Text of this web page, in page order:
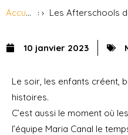
Accueil Actus
Les Afterschools
10 janvier 2023
Le soir, les enfants créent,
histoires.
C’est aussi le moment où
l’équipe Maria Canal le